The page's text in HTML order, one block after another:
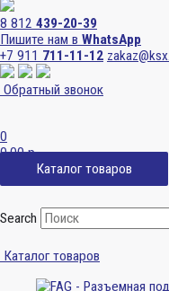
8 812 439-20-39
Пишите нам в WhatsApp
+7 911 711-11-12
Обратный звонок
0
0,00р.
Каталог товаров
Search
Каталог товаров